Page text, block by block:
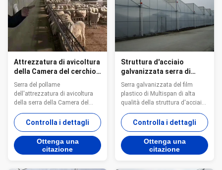
Attrezzatura di avicoltura
della Camera del cerchio
del pollo di inverno del
pollame
Serra del pollame
dell'attrezzatura di avicoltura
della serra della Camera del
cerchio del pollo di inverno Il
prodotto della serra del film
plastico descrive: Struttura: La
struttura della serra è una
struttura d'acciaio galvanizzata
la caldo-immersione, è stile
Controlla i dettagli
Ottenga una
citazione
Struttura d'acciaio
galvanizzata serra di
verdure di rivestimento di
plastica del polietilene
Serra galvanizzata del film
plastico di Multispan di alta
qualità della struttura d'acciaio
Dettaglio Costruzione della
serra Struttura d'acciaio
multispan/grondaia
collegata/collegamento della
grondaia/grondaia per
collegarsi Materiale di copertura
Controlla i dettagli
Ottenga una
citazione